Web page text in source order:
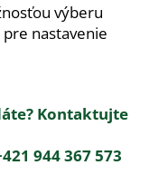
výberu
nastavenie
Kontaktujte
944 367 573